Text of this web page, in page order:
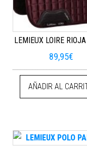
LEMIEUX LOIRE
89,95€
AÑADIR AL